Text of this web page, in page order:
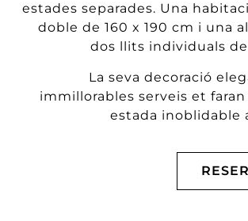
estades separades. Una
doble de 160 x 190 cm i una
dos llits individuals de
La seva decoració
immillorables serveis et faran
estada inoblidable